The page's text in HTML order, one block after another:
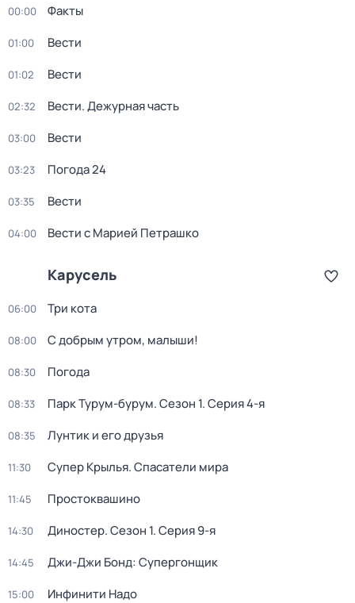
00:00 Факты
01:00 Вести
01:02 Вести
02:32 Вести. Дежурная часть
03:00 Вести
03:23 Погода 24
03:35 Вести
04:00 Вести с Марией Петрашко
Карусель
06:00 Три кота
08:00 С добрым утром, малыши!
08:30 Погода
08:33 Парк Турум-бурум. Сезон 1. Серия 4-я
08:35 Лунтик и его друзья
11:30 Супер Крылья. Спасатели мира
11:45 Простоквашино
14:30 Диностер. Сезон 1. Серия 9-я
14:45 Джи-Джи Бонд: Супергонщик
15:00 Инфинити Надо